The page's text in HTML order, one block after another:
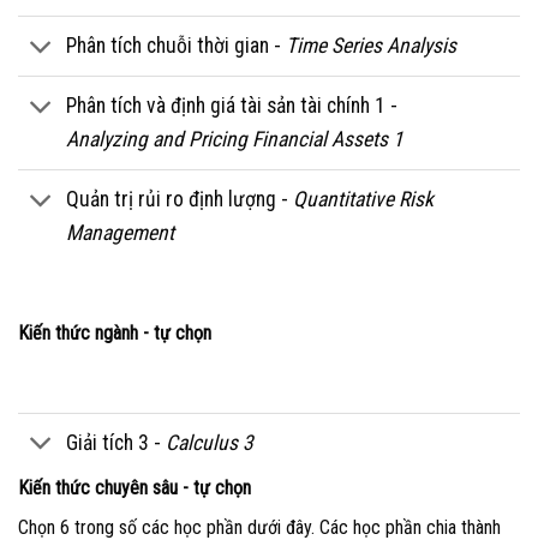
Phân tích chuỗi thời gian - Time Series Analysis
Phân tích và định giá tài sản tài chính 1 -
Analyzing and Pricing Financial Assets 1
Quản trị rủi ro định lượng - Quantitative Risk
Management
Kiến thức ngành - tự chọn
Giải tích 3 - Calculus 3
Kiến thức chuyên sâu - tự chọn
Chọn 6 trong số các học phần dưới đây. Các học phần chia thành